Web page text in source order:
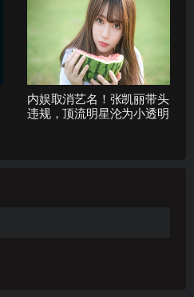
内娱取消艺名！张凯丽带头
违规，顶流明星沦为小透明